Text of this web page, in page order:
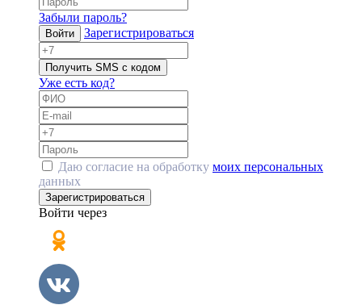
Забыли пароль?
Войти Зарегистрироваться
Получить SMS с кодом
Уже есть код?
Даю согласие на обработку моих персональных
данных
Зарегистрироваться
Войти через